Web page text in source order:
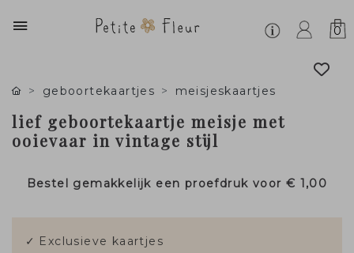
0
geboortekaartjes meisjeskaartjes
lief geboortekaartje meisje met
ooievaar in vintage stijl
Bestel gemakkelijk een proefdruk voor € 1,00
✓ Exclusieve kaartjes